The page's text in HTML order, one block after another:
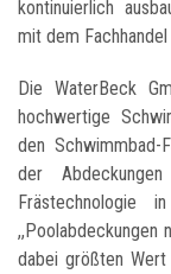
kontinuierlich
mit dem
Die WaterBeck
hochwertige
den Schwimmbad-
der
Frästechnologie
,,Poolabdeckungen
dabei größten